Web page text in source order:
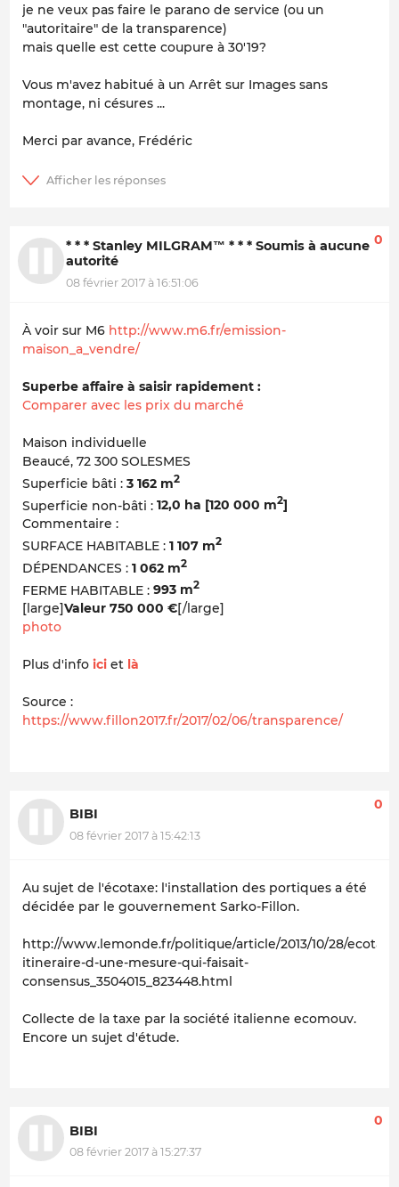
je ne veux pas faire le parano de service (ou un
"autoritaire" de la transparence)
mais quelle est cette coupure à 30'19?
Vous m'avez habitué à un Arrêt sur Images sans
montage, ni césures ...
Merci par avance, Frédéric
* * * Stanley MILGRAM™ * * * Soumis à aucune
autorité
08 février 2017 à 16:51:06
0
À voir sur M6 http://www.m6.fr/emission-
maison_a_vendre/
Superbe affaire à saisir rapidement :
Comparer avec les prix du marché
Maison individuelle
Beaucé, 72 300 SOLESMES
Superficie bâti : 3 162 m2
Superficie non-bâti : 12,0 ha [120 000 m2]
Commentaire :
SURFACE HABITABLE : 1 107 m2
DÉPENDANCES : 1 062 m2
FERME HABITABLE : 993 m2
[large]Valeur 750 000 €[/large]
photo
Plus d'info ici et là
Source :
https://www.fillon2017.fr/2017/02/06/transparence/
BIBI
08 février 2017 à 15:42:13
0
Au sujet de l'écotaxe: l'installation des portiques a été
décidée par le gouvernement Sarko-Fillon.
http://www.lemonde.fr/politique/article/2013/10/28/
itineraire-d-une-mesure-qui-faisait-
consensus_3504015_823448.html
Collecte de la taxe par la société italienne ecomouv.
Encore un sujet d'étude.
BIBI
08 février 2017 à 15:27:37
0